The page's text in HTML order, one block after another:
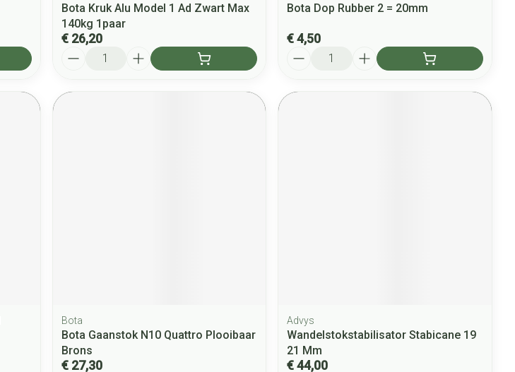
Bota Kruk Alu Model 1 Ad Zwart Max
140kg 1paar
€ 26,20
Bota Dop Rubber 2 = 20mm
€ 4,50
Bota
Bota Gaanstok N10 Quattro Plooibaar
Brons
€ 27,30
Advys
Wandelstokstabilisator Stabicane 19
21 Mm
€ 44,00